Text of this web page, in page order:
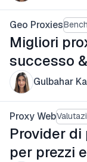
Geo Proxies
Migliori
successo
Gulbahar
Proxy Web
Provider
per prezzi